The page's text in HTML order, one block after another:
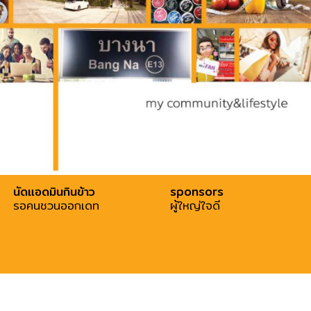
นัดแอดมินกินข้าว
รอคนชวนออกเดท
sponsors
ผู้ใหญ่ใจดี